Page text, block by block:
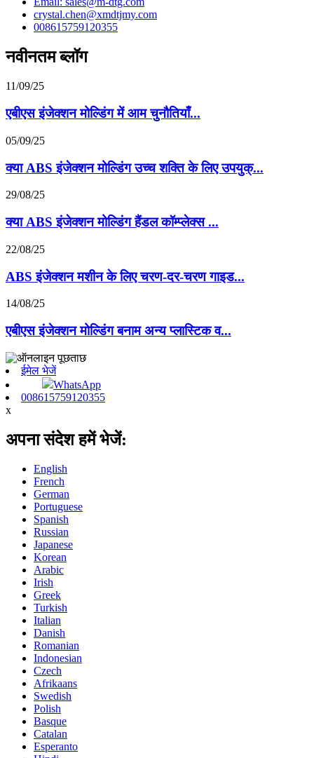
crystal.chen@xmdtjmy.com
008615759120355
नवीनतम ब्लॉग
11/09/25
एबीएस इंजेक्शन मोल्डिंग में आम चुनौतियाँ...
05/09/25
क्या ABS इंजेक्शन मोल्डिंग उच्च शक्ति के लिए उपयुक्...
29/08/25
क्या ABS इंजेक्शन मोल्डिंग हैंडल कॉम्प्लेक्स ...
22/08/25
ABS इंजेक्शन मशीन के लिए चरण-दर-चरण गाइड...
14/08/25
एबीएस इंजेक्शन मोल्डिंग बनाम अन्य प्लास्टिक व...
ईमेल भेजें
WhatsApp
008615759120355
x
अपना संदेश हमें भेजें:
English
French
German
Portuguese
Spanish
Russian
Japanese
Korean
Arabic
Irish
Greek
Turkish
Italian
Danish
Romanian
Indonesian
Czech
Afrikaans
Swedish
Polish
Basque
Catalan
Esperanto